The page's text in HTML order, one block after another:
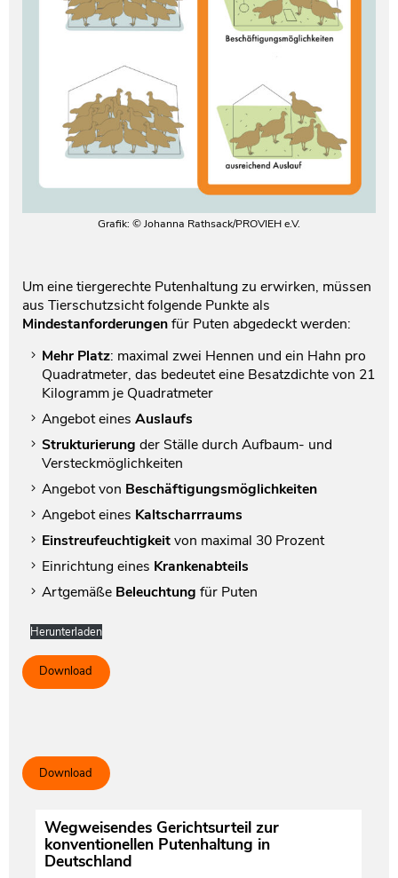
Grafik: © Johanna Rathsack/PROVIEH e.V.
Um eine tiergerechte Putenhaltung zu erwirken, müssen
aus Tierschutzsicht folgende Punkte als
Mindestanforderungenfür Puten abgedeckt werden:
Mehr Platz: maximal zwei Hennen und ein Hahn pro
Quadratmeter, das bedeutet eine Besatzdichte von 21
Kilogramm je Quadratmeter
Angebot eines Auslaufs
Strukturierung der Ställe durch Aufbaum- und
Versteckmöglichkeiten
Angebot von Beschäftigungsmöglichkeiten
Angebot eines Kaltscharrraums
Einstreufeuchtigkeitvon maximal 30 Prozent
Einrichtung eines Krankenabteils
Artgemäße Beleuchtung für Puten
Herunterladen
Download
Download
Wegweisendes Gerichtsurteil zur
konventionellen Putenhaltung in
Deutschland